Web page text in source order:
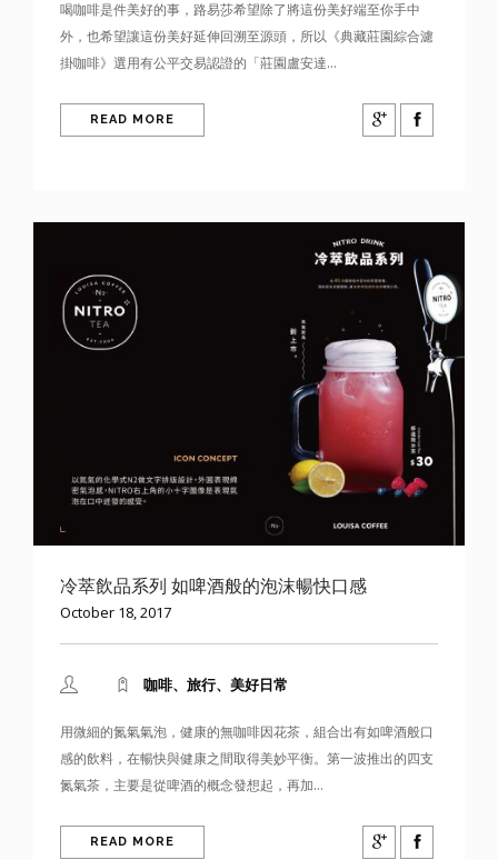
喝咖啡是件美好的事，路易莎希望除了將這份美好端至你手中
外，也希望讓這份美好延伸回溯至源頭，所以《典藏莊園綜合濾
掛咖啡》選用有公平交易認證的「莊園盧安達...
READ MORE
冷萃飲品系列 如啤酒般的泡沫暢快口感
October 18, 2017
咖啡、旅行、美好日常
用微細的氮氣氣泡，健康的無咖啡因花茶，組合出有如啤酒般口
感的飲料，在暢快與健康之間取得美妙平衡。第一波推出的四支
氮氣茶，主要是從啤酒的概念發想起，再加...
READ MORE